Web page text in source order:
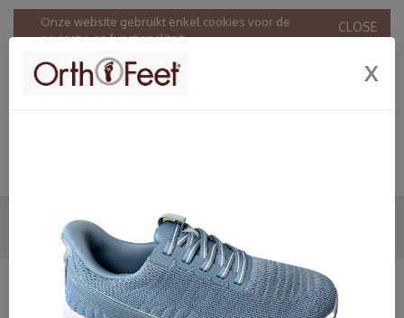
CLOSE
Onze website gebruikt enkel cookies voor de
navigatie en functionaliteit.
Door onze website te gebruiken stemt u in met ons
gebruik van cookies in overeenstemming met onze
Privacy & Cookie policy
SHOP DAMES ORTHOFEET
X